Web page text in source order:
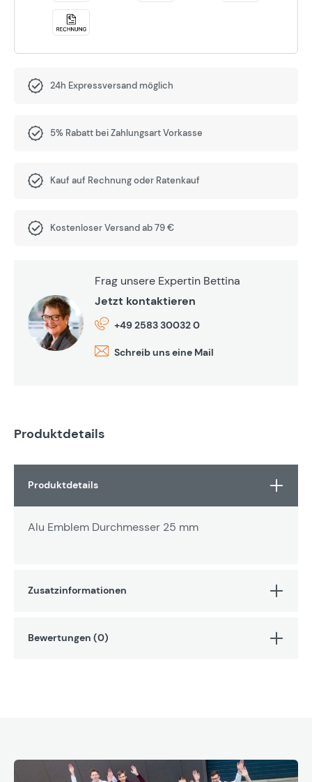
24h Expressversand möglich
5% Rabatt bei Zahlungsart Vorkasse
Kauf auf Rechnung oder Ratenkauf
Kostenloser Versand ab 79 €
Frag unsere Expertin Bettina
Jetzt kontaktieren
+49 2583 30032 0
Schreib uns eine Mail
Produktdetails
Produktdetails
Alu Emblem Durchmesser 25 mm
Zusatzinformationen
Bewertungen (0)